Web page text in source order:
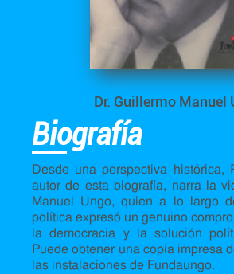
Dr. Guillermo Manuel
Biografía
Desde una perspectiva histórica,
autor de esta biografía, narra la
Manuel Ungo, quien a lo largo
política expresó un genuino
la democracia y la solución
Puede obtener una copia impresa
las instalaciones de Fundaungo.